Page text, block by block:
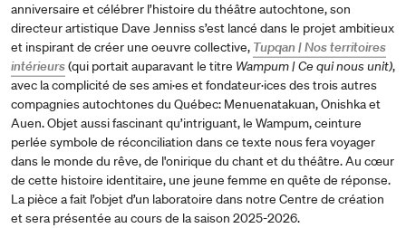
anniversaire et célébrer l’histoire du théâtre autochtone, son
directeur artistique Dave Jenniss s’est lancé dans le projet ambitieux
et inspirant de créer une oeuvre collective, Tupqan | Nos territoires
intérieurs(qui portait auparavant le titre Wampum | Ce qui nous unit),
avec la complicité de ses ami·es et fondateur·ices des trois autres
compagnies autochtones du Québec: Menuenatakuan, Onishka et
Auen. Objet aussi fascinant qu’intriguant, le Wampum, ceinture
perlée symbole de réconciliation dans ce texte nous fera voyager
dans le monde du rêve, de l'onirique du chant et du théâtre. Au cœur
de cette histoire identitaire, une jeune femme en quête de réponse.
La pièce a fait l’objet d’un laboratoire dans notre Centre de création
et sera présentée au cours de la saison 2025-2026.